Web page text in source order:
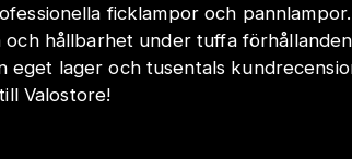
ficklampor och
hållbarhet under tuffa
eget lager och tusentals
Valostore!